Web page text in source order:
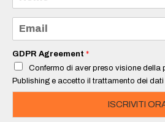
m
e
a
i
*
GDPR Agreement *
Confermo di aver preso visione
Publishing e accetto il trattamento dei
ISCRIVITI